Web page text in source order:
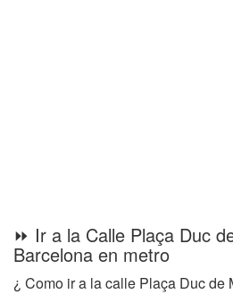
⏩ Ir a la Calle Plaça Duc
Barcelona en metro
¿ Como ir a la calle Plaça Duc de